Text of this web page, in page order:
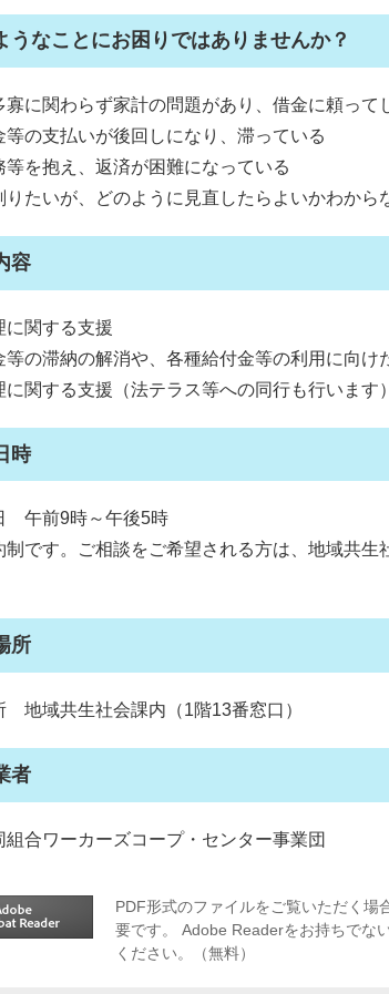
うなことにお困りではありませんか？
寡に関わらず家計の問題があり、借金に頼って
等の支払いが後回しになり、滞っている
等を抱え、返済が困難になっている
りたいが、どのように見直したらよいか
容
に関する支援
等の滞納の解消や、各種給付金等の利用に向け
に関する支援（法テラス等への同行も行います）
時
午前9時～午後5時
です。ご相談をご希望される方は、地域共生
所
地域共生社会課内（1階13番窓口）
者
組合ワーカーズコープ・センター事業団
PDF形式のファイルをご覧いただく
要です。
Adobe Readerをお持ちでな
ください。（無料）